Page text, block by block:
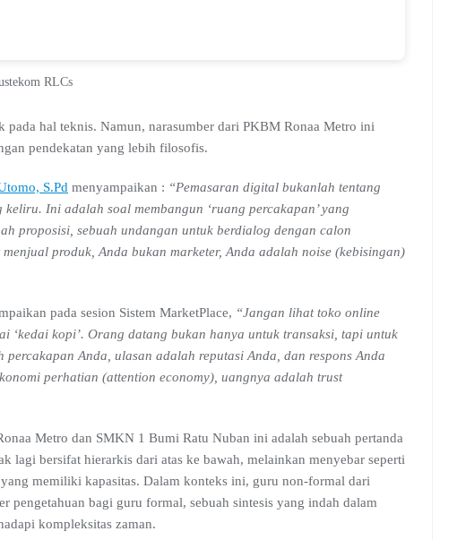
RLCs
pada hal teknis. Namun, narasumber dari PKBM Ronaa Metro ini
pendekatan yang lebih filosofis.
S.Pd menyampaikan : “Pemasaran digital bukanlah tentang
Ini adalah soal membangun ‘ruang percakapan’ yang
proposisi, sebuah undangan untuk berdialog dengan calon
produk, Anda bukan marketer, Anda adalah noise (kebisingan)
pada sesion Sistem MarketPlace, “Jangan lihat toko online
‘kedai kopi’. Orang datang bukan hanya untuk transaksi, tapi untuk
Anda, ulasan adalah reputasi Anda, dan respons Anda
perhatian (attention economy), uangnya adalah trust
Metro dan SMKN 1 Bumi Ratu Nuban ini adalah sebuah pertanda
lagi bersifat hierarkis dari atas ke bawah, melainkan menyebar seperti
memiliki kapasitas. Dalam konteks ini, guru non-formal dari
pengetahuan bagi guru formal, sebuah sintesis yang indah dalam
kompleksitas zaman.